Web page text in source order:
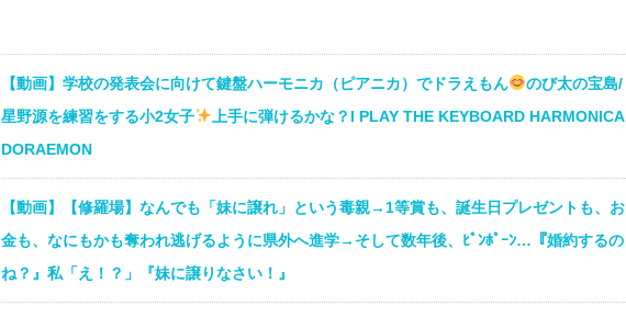
【動画】学校の発表会に向けて鍵盤ハーモニカ（ピアニカ）でドラえもん
のび太の宝島/
星野源を練習をする小2女子
上手に弾けるかな？I PLAY THE KEYBOARD HARMONICA
DORAEMON
【動画】【修羅場】なんでも「妹に譲れ」という毒親→1等賞も、誕生日プレゼントも、お
金も、なにもかも奪われ逃げるように県外へ進学→そして数年後、ﾋﾟﾝﾎﾟｰﾝ…『婚約するの
ね？』私「え！？」『妹に譲りなさい！』